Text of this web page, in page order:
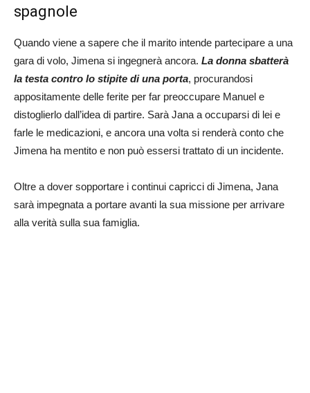
spagnole
Quando viene a sapere che il marito intende partecipare a una
gara di volo, Jimena si ingegnerà ancora. La donna sbatterà
la testa contro lo stipite di una porta, procurandosi
appositamente delle ferite per far preoccupare Manuel e
distoglierlo dall’idea di partire. Sarà Jana a occuparsi di lei e
farle le medicazioni, e ancora una volta si renderà conto che
Jimena ha mentito e non può essersi trattato di un incidente.
Oltre a dover sopportare i continui capricci di Jimena, Jana
sarà impegnata a portare avanti la sua missione per arrivare
alla verità sulla sua famiglia.